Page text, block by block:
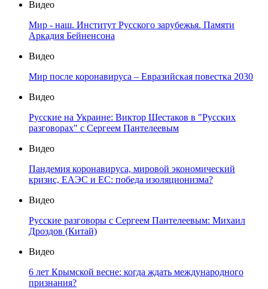
Видео
Мир - наш. Институт Русского зарубежья. Памяти
Аркадия Бейненсона
Видео
Мир после коронавируса – Евразийская повестка 2030
Видео
Русские на Украине: Виктор Шестаков в "Русских
разговорах" с Сергеем Пантелеевым
Видео
Пандемия коронавируса, мировой экономический
кризис, ЕАЭС и ЕС: победа изоляционизма?
Видео
Русские разговоры с Сергеем Пантелеевым: Михаил
Дроздов (Китай)
Видео
6 лет Крымской весне: когда ждать международного
признания?